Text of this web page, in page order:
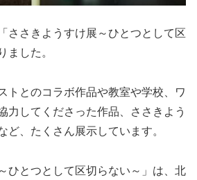
ささきようすけ展～ひとつとして区
ました。
トとのコラボ作品や教室や学校、ワ
力してくださった作品、ささきよう
ど、たくさん展示しています。
ひとつとして区切らない～」は、北